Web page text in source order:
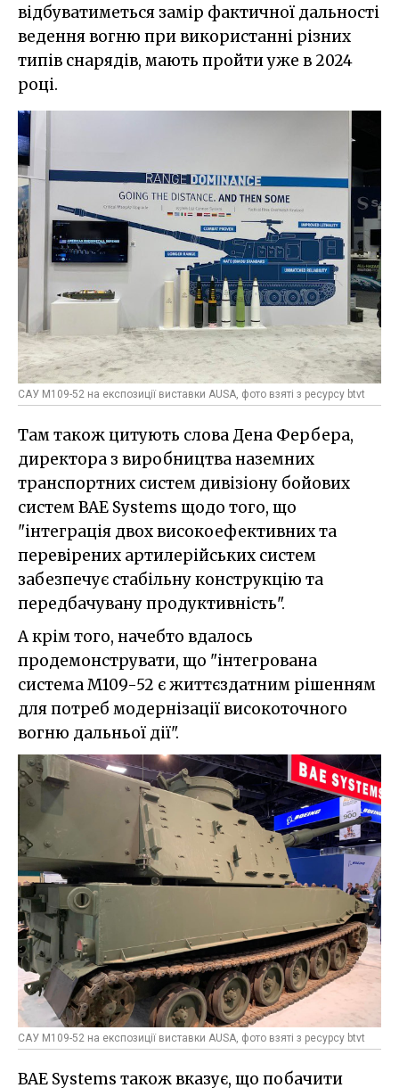
відбуватиметься замір фактичної дальності
ведення вогню при використанні різних
типів снарядів, мають пройти уже в 2024
році.
САУ M109-52 на експозиції виставки AUSA, фото взяті з ресурсу btvt
Там також цитують слова Дена Фербера,
директора з виробництва наземних
транспортних систем дивізіону бойових
систем BAE Systems щодо того, що
"інтеграція двох високоефективних та
перевірених артилерійських систем
забезпечує стабільну конструкцію та
передбачувану продуктивність".
А крім того, начебто вдалось
продемонструвати, що "інтегрована
система M109-52 є життєздатним рішенням
для потреб модернізації високоточного
вогню дальньої дії".
САУ M109-52 на експозиції виставки AUSA, фото взяті з ресурсу btvt
BAE Systems також вказує, що побачити